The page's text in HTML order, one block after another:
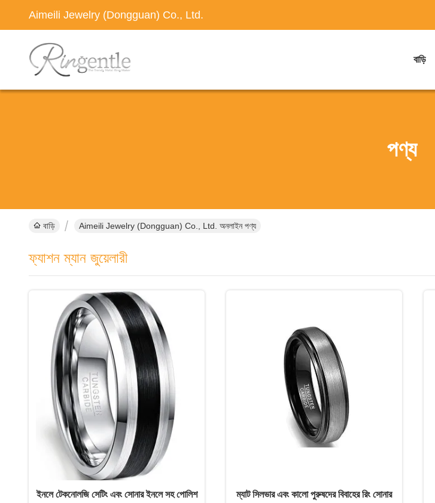
Aimeili Jewelry (Dongguan) Co., Ltd.
বাড়ি
পণ্য
বাড়ি Aimeili Jewelry (Dongguan) Co., Ltd. অনলাইন পণ্য
ফ্যাশন ম্যান জুয়েলারী
ইনলে টেকনোলজি সেটিং এবং সোনার ইনলে সহ পোলিশ
ম্যাট সিলভার এবং কালো পুরুষদের বিবাহের রিং সোনার